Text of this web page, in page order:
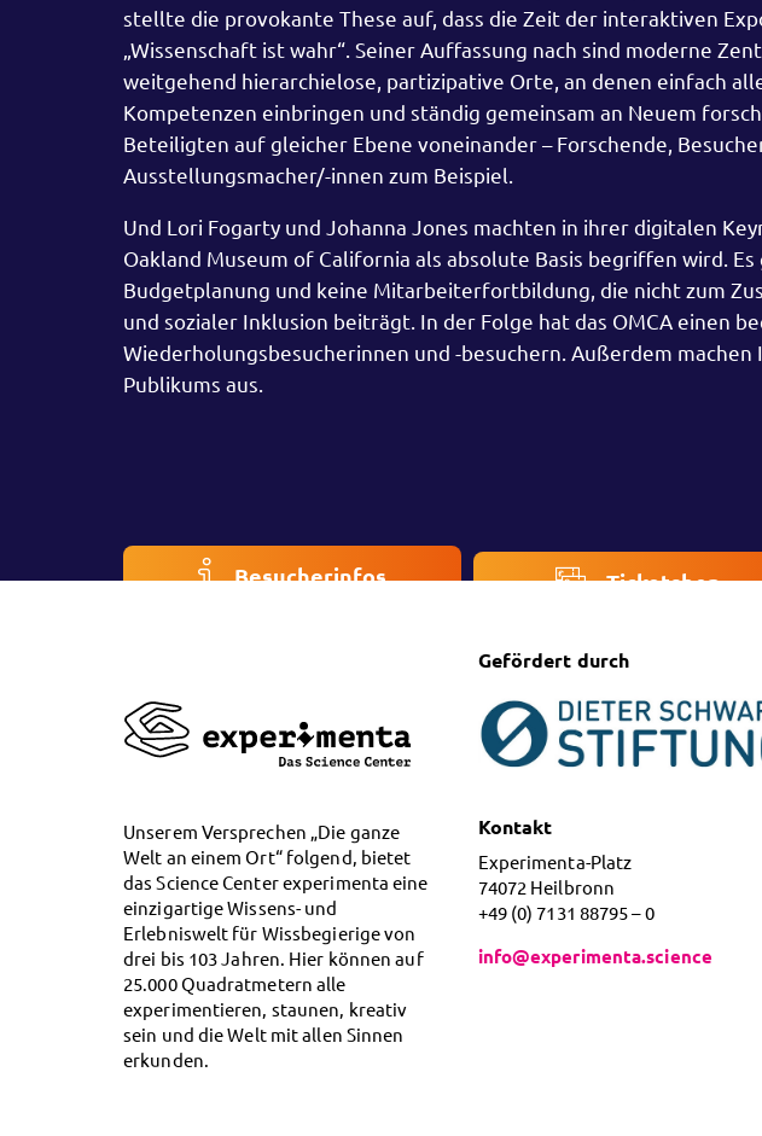
stellte die provokante These auf, dass die Zeit der interaktiven
„Wissenschaft ist wahr“. Seiner Auffassung nach sind moderne
weitgehend hierarchielose, partizipative Orte, an denen einfach
Kompetenzen einbringen und ständig gemeinsam an Neuem
Beteiligten auf gleicher Ebene voneinander – Forschende,
Ausstellungsmacher/-innen zum Beispiel.
Und Lori Fogarty und Johanna Jones machten in ihrer digitalen
Oakland Museum of California als absolute Basis begriffen wird.
Budgetplanung und keine Mitarbeiterfortbildung, die nicht zum
und sozialer Inklusion beiträgt. In der Folge hat das OMCA einen
Wiederholungsbesucherinnen und -besuchern. Außerdem
Publikums aus.
Besucherinfos Ticketshop
Unserem Versprechen „Die ganze
Welt an einem Ort“ folgend, bietet
das Science Center experimenta eine
einzigartige Wissens- und
Erlebniswelt für Wissbegierige von
drei bis 103 Jahren. Hier können auf
25.000 Quadratmetern alle
experimentieren, staunen, kreativ
sein und die Welt mit allen Sinnen
erkunden.
Gefördert durch
Kontakt
Experimenta-Platz
74072 Heilbronn
+49 (0) 7131 88795 – 0
info@experimenta.science